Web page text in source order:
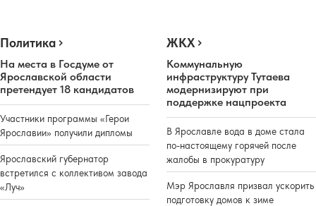
Политика
На места в Госдуме от
Ярославской области
претендует 18 кандидатов
Участники программы «Герои
Ярославии» получили дипломы
Ярославский губернатор
встретился с коллективом завода
«Луч»
ЖКХ
Коммунальную
инфраструктуру Тутаева
модернизируют при
поддержке нацпроекта
В Ярославле вода в доме стала
по-настоящему горячей после
жалобы в прокуратуру
Мэр Ярославля призвал ускорить
подготовку домов к зиме